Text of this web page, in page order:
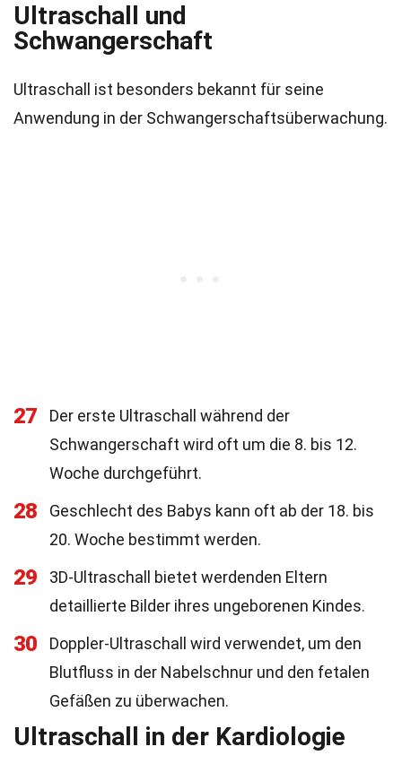
Ultraschall und
Schwangerschaft
Ultraschall ist besonders bekannt für seine
Anwendung in der Schwangerschaftsüberwachung.
27
Der erste Ultraschall während der
Schwangerschaft wird oft um die 8. bis 12.
Woche durchgeführt.
28
Geschlecht des Babys kann oft ab der 18. bis
20. Woche bestimmt werden.
29
3D-Ultraschall bietet werdenden Eltern
detaillierte Bilder ihres ungeborenen Kindes.
30
Doppler-Ultraschall wird verwendet, um den
Blutfluss in der Nabelschnur und den fetalen
Gefäßen zu überwachen.
Ultraschall in der Kardiologie